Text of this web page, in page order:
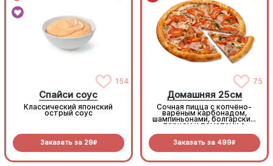
154
Спайси соус
Классический японский
острый соус
Заказать за 29R
75
Домашняя 25см
Сочная пицца с копчёно-
варёным карбонадом,
шампиньонами, болгарским
перцем и томатами с
Заказать за 499R